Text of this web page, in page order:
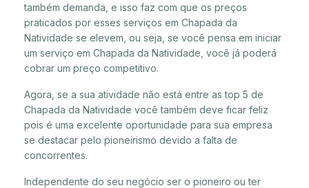
também demanda, e isso faz com que os preços
praticados por esses serviços em Chapada da
Natividade se elevem, ou seja, se você pensa em iniciar
um serviço em Chapada da Natividade, você já poderá
cobrar um preço competitivo.
Agora, se a sua atividade não está entre as top 5 de
Chapada da Natividade você também deve ficar feliz
pois é uma excelente oportunidade para sua empresa
se destacar pelo pioneirismo devido a falta de
concorrentes.
Independente do seu negócio ser o pioneiro ou ter